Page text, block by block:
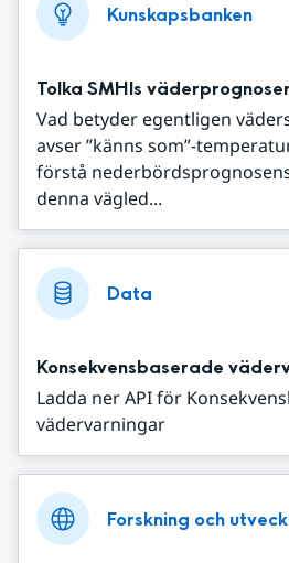
Kunskapsbanken
Tolka SMHIs väderprognoser
Vad betyder egentligen
avser ”känns som”-
förstå
denna vägled...
Data
Konsekvensbaserade
Ladda ner API för
vädervarningar
Forskning och